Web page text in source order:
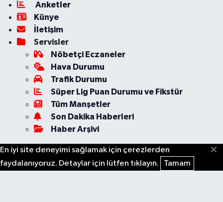
Anketler
Künye
İletişim
Servisler
Nöbetçi Eczaneler
Hava Durumu
Trafik Durumu
Süper Lig Puan Durumu ve Fikstür
Tüm Manşetler
Son Dakika Haberleri
Haber Arşivi
En iyi site deneyimi sağlamak için çerezlerden
faydalanıyoruz. Detaylar için lütfen tıklayın.
Tamam